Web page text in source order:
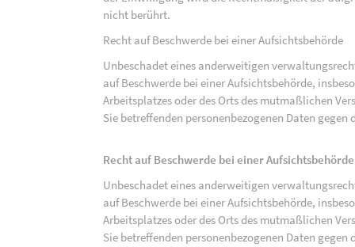
nicht berührt.
Recht auf Beschwerde bei einer Aufsichtsbehörde
Unbeschadet eines anderweitigen
auf Beschwerde bei einer Aufsichtsbehörde,
Arbeitsplatzes oder des Orts des mutmaßlichen
Sie betreffenden personenbezogenen Daten gegen
Recht auf Beschwerde bei einer Aufsichtsbehörde
Unbeschadet eines anderweitigen
auf Beschwerde bei einer Aufsichtsbehörde,
Arbeitsplatzes oder des Orts des mutmaßlichen
Sie betreffenden personenbezogenen Daten gegen